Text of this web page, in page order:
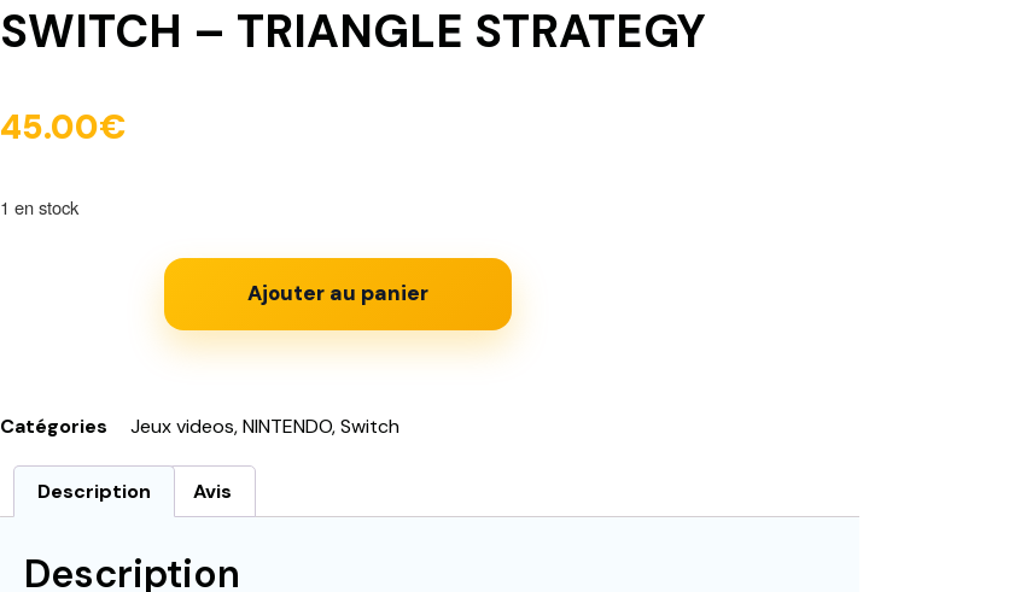
SWITCH – TRIANGLE STRATEGY
45.00€
1 en stock
Ajouter au panier
Catégories Jeux videos,NINTENDO,Switch
Description Avis
Description